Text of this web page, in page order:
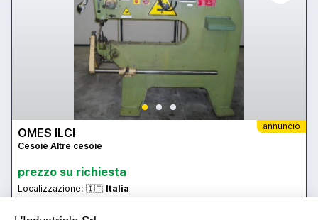
annuncio
OMES ILCI
Cesoie Altre cesoie
prezzo su richiesta
Localizzazione: 🇮🇹 Italia